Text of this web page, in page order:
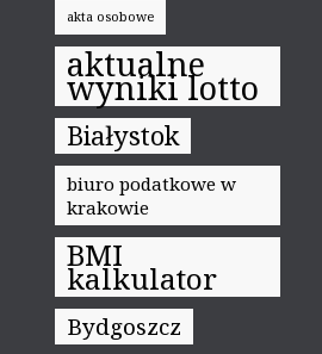
akta osobowe
aktualne
wyniki lotto
Białystok
biuro podatkowe w
krakowie
BMI
kalkulator
Bydgoszcz